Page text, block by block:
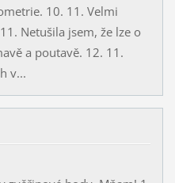
10. 11. Velmi
Netušila jsem, že lze o
a poutavě. 12. 11.
v...